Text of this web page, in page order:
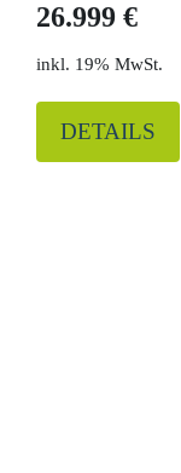
26.999 €
19% MwSt.
DETAILS